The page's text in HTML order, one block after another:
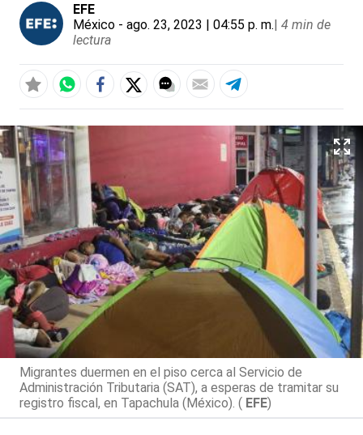
EFE
México - ago. 23, 2023 | 04:55 p. m.| 4 min de
lectura
Migrantes duermen en el piso cerca al Servicio de
Administración Tributaria (SAT), a esperas de tramitar su
registro fiscal, en Tapachula (México). ( EFE)